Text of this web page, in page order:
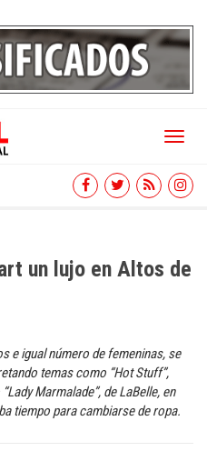
Toggle
un lujo en Altos de
e igual número de femeninas, se
temas como “Hot Stuff”,
Marmalade”, de LaBelle, en
tiempo para cambiarse de ropa.